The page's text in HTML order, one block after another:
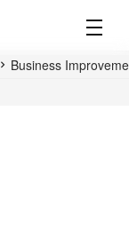
Business